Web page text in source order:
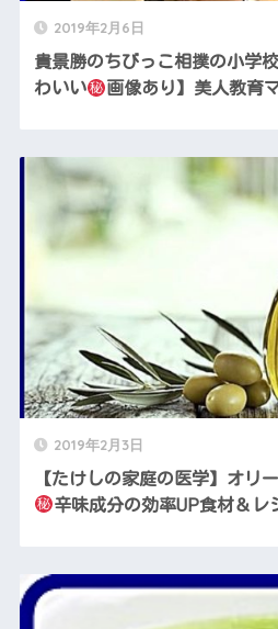
2019年2月6日
貴景勝のちびっこ相撲の小学
わいい
画像あり】美人教育
2019年2月3日
【たけしの家庭の医学】オリ
辛味成分の効率UP食材＆レ